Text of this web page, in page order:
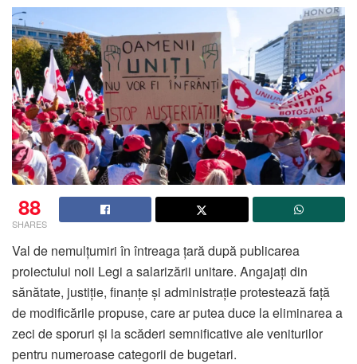
88
SHARES
Val de nemulțumiri în întreaga țară după publicarea
proiectului noii Legi a salarizării unitare. Angajați din
sănătate, justiție, finanțe și administrație protestează față
de modificările propuse, care ar putea duce la eliminarea a
zeci de sporuri și la scăderi semnificative ale veniturilor
pentru numeroase categorii de bugetari.